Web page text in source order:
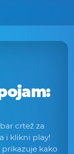
crtež za
i klikni play!
prikazuje kako